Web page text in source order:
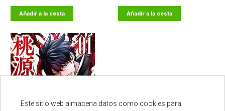
Añadir a la cesta Añadir a la cesta
Este sitio web almacena datos como cookies para